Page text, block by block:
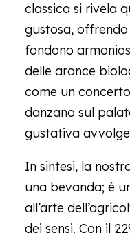
classica si rivela
gustosa,
fondono
delle arance
come un
danzano sul
gustativa
In sintesi, la
una bevanda; è
all’arte
dei sensi. Con il